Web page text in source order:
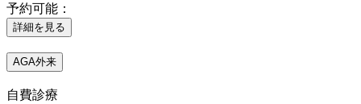
予約可能：
詳細を見る
AGA外来
自費診療